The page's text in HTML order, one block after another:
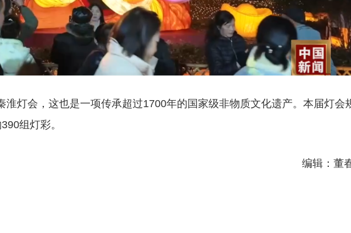
淮灯会，这也是一项传承超过1700年的国家级非物质文化遗产。本届灯会
组灯彩。
编辑：董